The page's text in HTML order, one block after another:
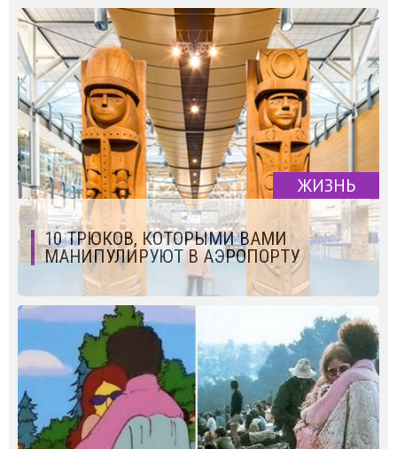
ЖИЗНЬ
10 ТРЮКОВ, КОТОРЫМИ ВАМИ
МАНИПУЛИРУЮТ В АЭРОПОРТУ